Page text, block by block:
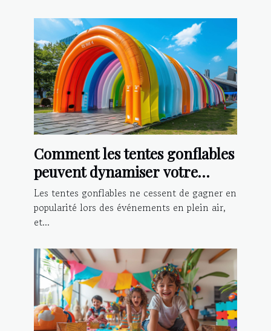
Comment les tentes gonflables
peuvent dynamiser votre
présence lors d'événements
Les tentes gonflables ne cessent de gagner en
popularité lors des événements en plein air,
et...